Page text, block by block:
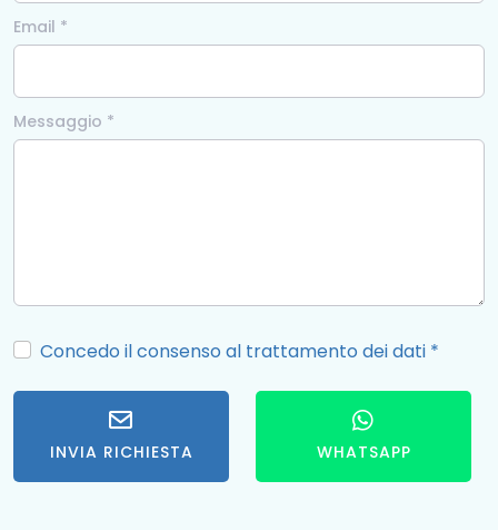
Email *
Messaggio *
Concedo il consenso al trattamento dei dati *
INVIA RICHIESTA WHATSAPP